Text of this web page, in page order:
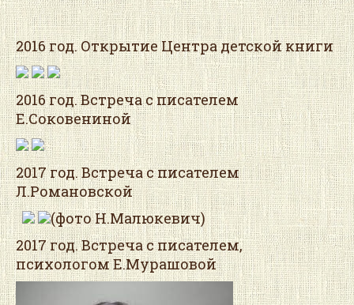
2016 год. Открытие Центра детской книги
2016 год. Встреча с писателем
Е.Соковениной
2017 год. Встреча с писателем
Л.Романовской
(фото Н.Малюкевич)
2017 год. Встреча с писателем,
психологом Е.Мурашовой